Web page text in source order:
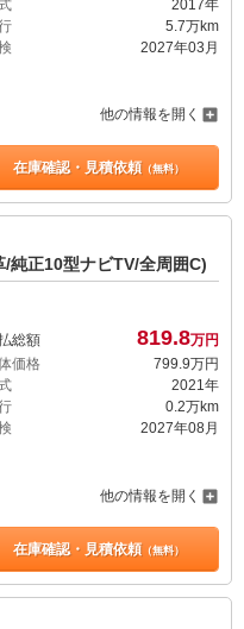
2017年
5.7万km
2027年03月
他の情報を開く
在庫確認・見積依頼（無料）
純正10型ナビTV/全周囲C)
総額 819.8万円
価格
799.9万円
2021年
0.2万km
2027年08月
他の情報を開く
在庫確認・見積依頼（無料）